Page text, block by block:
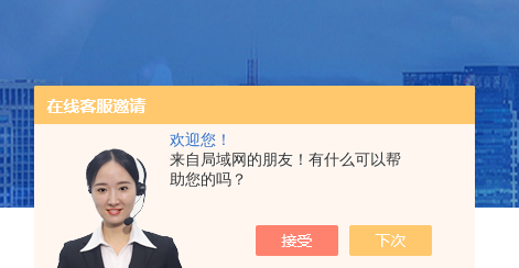
欢迎您！
来自局域网的朋友！有什么可以帮
助您的吗？